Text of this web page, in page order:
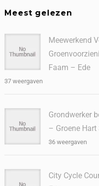
Meest gelezen
Meewerkend
Faam – Ede
37 weergaven
Grondwerker
– Groene Hart
36 weergaven
City Cycle